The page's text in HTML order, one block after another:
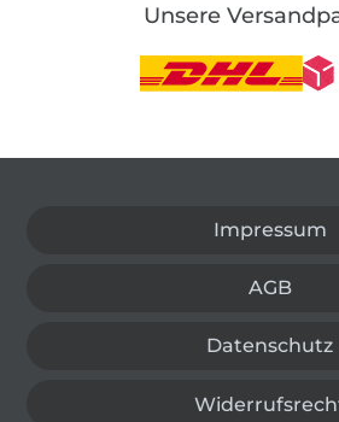
Unsere
Impressum
AGB
Datenschutz